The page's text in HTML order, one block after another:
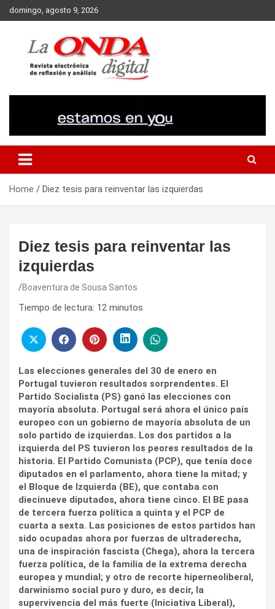
Skip
to
domingo, agosto 9, 2026
Home Diez tesis para reinventar las izquierdas
Diez tesis para reinventar las
izquierdas
Boaventura de Sousa Santos
Tiempo de lectura: 12 minutos
Las elecciones generales del 30 de enero en
Portugal tuvieron resultados sorprendentes. El
Partido Socialista (PS) ganó las elecciones con
mayoría absoluta. Portugal será ahora el único país
europeo con un gobierno de mayoría absoluta de un
solo partido de izquierdas. Los dos partidos a la
izquierda del PS tuvieron los peores resultados de la
historia. El Partido Comunista (PCP), que tenía doce
diputados en el parlamento, ahora tiene la mitad; y
el Bloque de Izquierda (BE), que contaba con
diecinueve diputados, ahora tiene cinco. El BE pasa
de tercera fuerza política a quinta y el PCP de
cuarta a sexta. Las posiciones de estos partidos han
sido ocupadas ahora por fuerzas de ultraderecha,
una de inspiración fascista (Chega), ahora la tercera
fuerza política, de la familia de la extrema derecha
europea y mundial; y otro de recorte hiperneoliberal,
darwinismo social puro y duro, es decir, la
supervivencia del más fuerte (Iniciativa Liberal),